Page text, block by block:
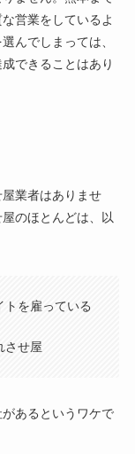
営業をしているよ
んでしまっては、
できることはあり
業者はありませ
のほとんどは、以
トを雇っている
させ屋
あるというワケで